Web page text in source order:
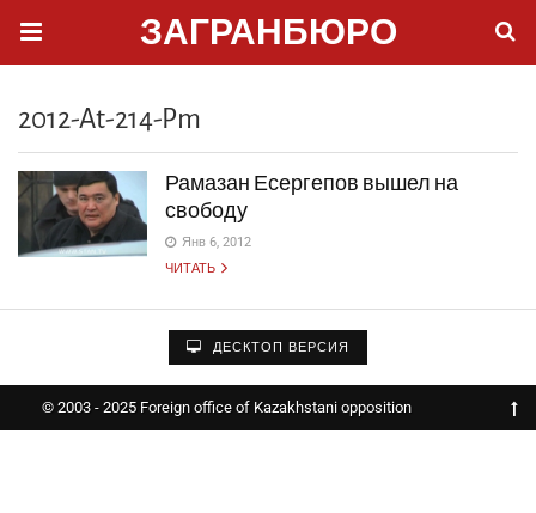
ЗАГРАНБЮРО
2012-At-214-Pm
Рамазан Есергепов вышел на
свободу
Янв 6, 2012
ЧИТАТЬ
ДЕСКТОП ВЕРСИЯ
© 2003 - 2025 Foreign office of Kazakhstani opposition